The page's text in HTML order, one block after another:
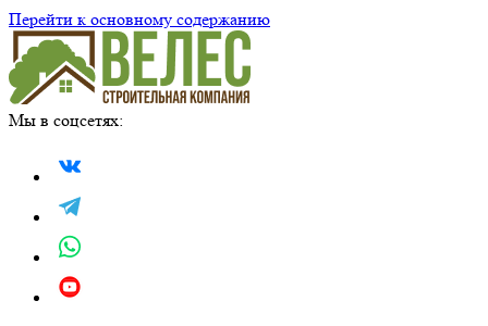
Перейти к основному содержанию
Мы в соцсетях: